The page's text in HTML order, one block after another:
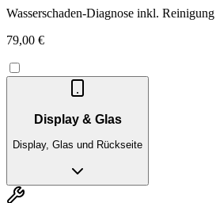
Wasserschaden-Diagnose inkl. Reinigung
79,00 €
Display & Glas
Display, Glas und Rückseite